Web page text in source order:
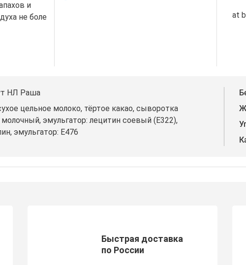
и
не боле
НЛ Раша
цельное молоко, тёртое какао, сыворотка
эмульгатор: лецитин соевый (Е322),
эмульгатор: E476
Быстрая доставка
по России